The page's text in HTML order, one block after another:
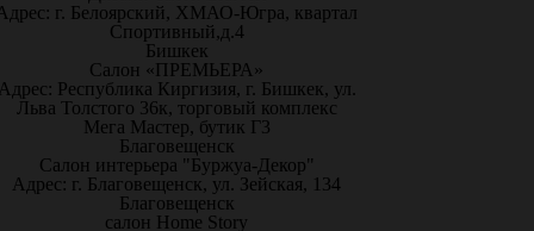
г. Белоярский, ХМАО-Югра, квартал
Спортивный,д.4
Бишкек
Салон «ПРЕМЬЕРА»
Республика Киргизия, г. Бишкек, ул.
Льва Толстого 36к, торговый комплекс
Мега Мастер, бутик Г3
Благовещенск
Салон интерьера "Буржуа-Декор"
Адрес: г. Благовещенск, ул. Зейская, 134
Благовещенск
салон Home Story